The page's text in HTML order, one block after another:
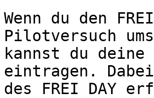
Wenn du den
Pilotversuch
kannst du
eintragen.
des FREI DAY